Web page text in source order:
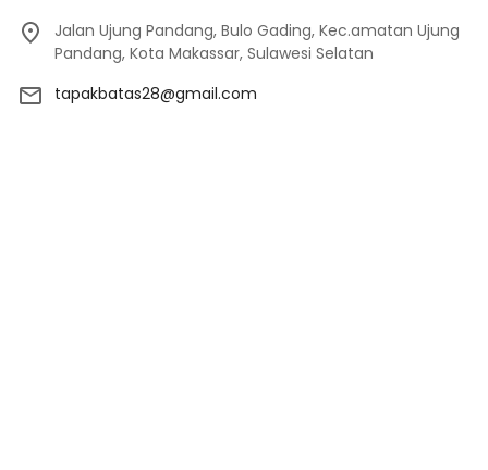
Jalan Ujung Pandang, Bulo Gading, Kec.amatan Ujung
Pandang, Kota Makassar, Sulawesi Selatan
tapakbatas28@gmail.com